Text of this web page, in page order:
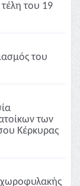
του 19
του
των
Κέρκυρας
χωροφυλακής